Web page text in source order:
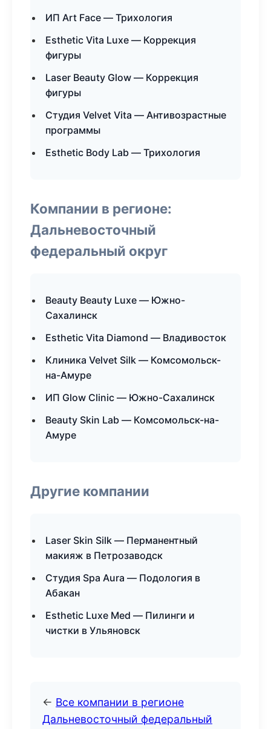
ИП Art Face — Трихология
Esthetic Vita Luxe — Коррекция
фигуры
Laser Beauty Glow — Коррекция
фигуры
Студия Velvet Vita — Антивозрастные
программы
Esthetic Body Lab — Трихология
Компании в регионе:
Дальневосточный
федеральный округ
Beauty Beauty Luxe — Южно-
Сахалинск
Esthetic Vita Diamond — Владивосток
Клиника Velvet Silk — Комсомольск-
на-Амуре
ИП Glow Clinic — Южно-Сахалинск
Beauty Skin Lab — Комсомольск-на-
Амуре
Другие компании
Laser Skin Silk — Перманентный
макияж в Петрозаводск
Студия Spa Aura — Подология в
Абакан
Esthetic Luxe Med — Пилинги и
чистки в Ульяновск
← Все компании в регионе
Дальневосточный федеральный